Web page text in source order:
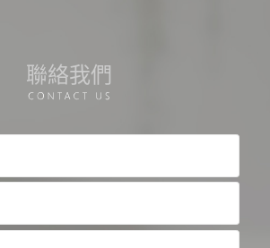
聯絡我們